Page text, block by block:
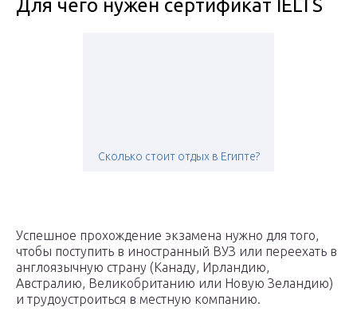
Для чего нужен сертификат IELTS
Сколько стоит отдых в Египте?
Успешное прохождение экзамена нужно для того,
чтобы поступить в иностранный ВУЗ или переехать в
англоязычную страну (Канаду, Ирландию,
Австралию, Великобританию или Новую Зеландию)
и трудоустроиться в местную компанию.